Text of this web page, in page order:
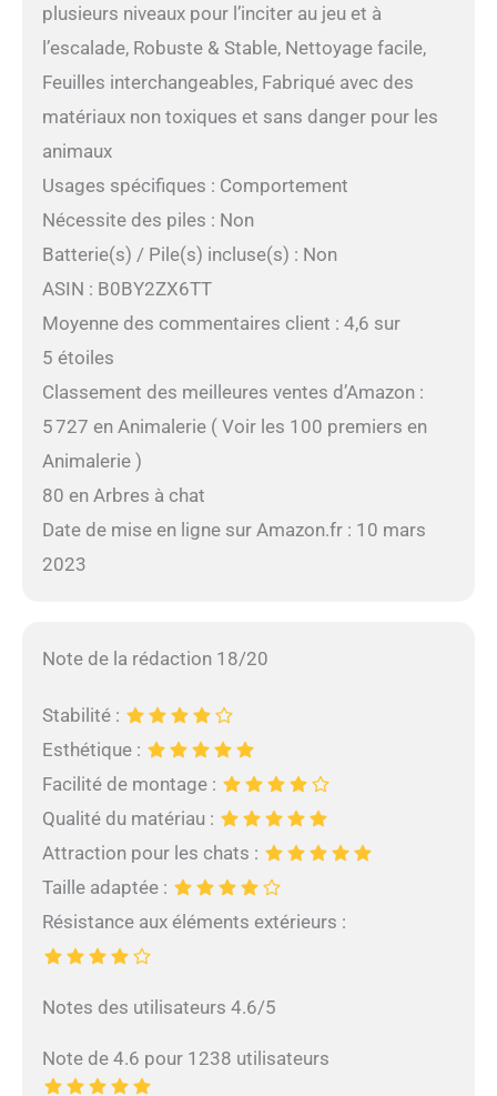
plusieurs niveaux pour l’inciter au jeu et à
l’escalade, Robuste & Stable, Nettoyage facile,
Feuilles interchangeables, Fabriqué avec des
matériaux non toxiques et sans danger pour les
animaux
Usages spécifiques : Comportement
Nécessite des piles : Non
Batterie(s) / Pile(s) incluse(s) : Non
ASIN : B0BY2ZX6TT
Moyenne des commentaires client : 4,6 sur
5 étoiles
Classement des meilleures ventes d’Amazon :
5 727 en Animalerie ( Voir les 100 premiers en
Animalerie )
80 en Arbres à chat
Date de mise en ligne sur Amazon.fr : 10 mars
2023
Note de la rédaction 18/20
Stabilité :
Esthétique :
Facilité de montage :
Qualité du matériau :
Attraction pour les chats :
Taille adaptée :
Résistance aux éléments extérieurs :
Notes des utilisateurs 4.6/5
Note de 4.6 pour 1238 utilisateurs